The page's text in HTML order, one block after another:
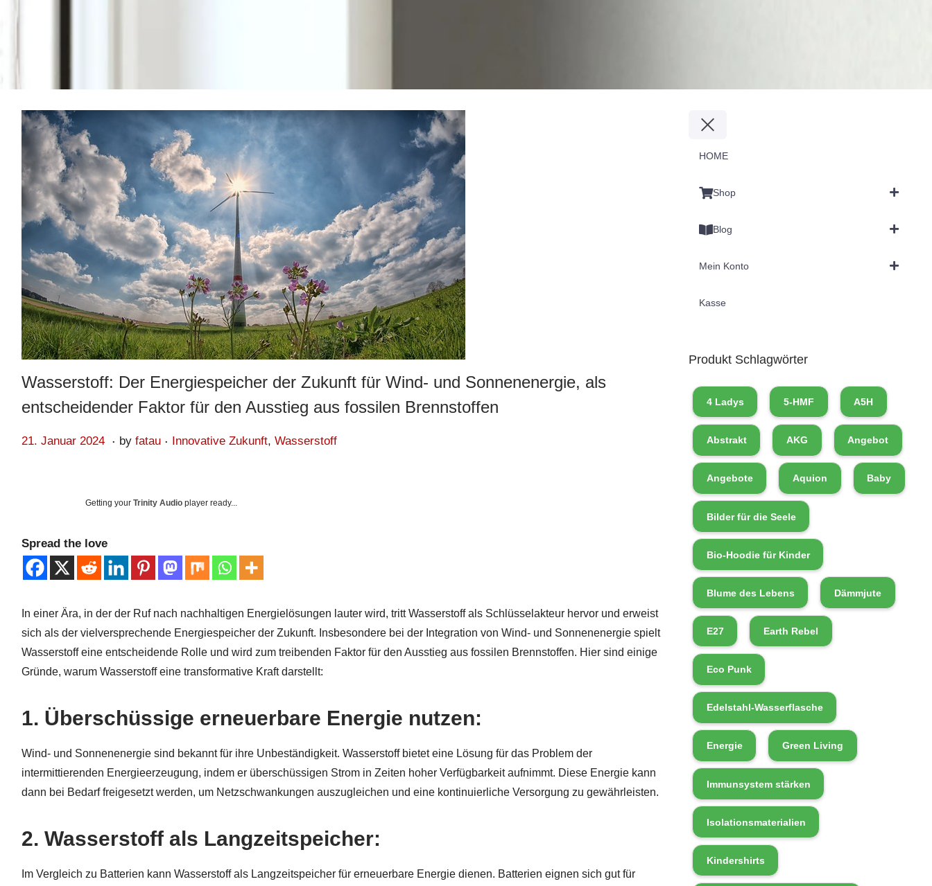
Wasserstoff: Der Energiespeicher der Zukunft für Wind- und Sonnenenergie, als
entscheidender Faktor für den Ausstieg aus fossilen Brennstoffen
Posted on
21. Januar 2024 2
u
s
2
0
2
4
. by fatau . Posted in
Innovative Zukunft, Wasserstoff
Getting your Trinity Audio player ready...
Spread the love
In einer Ära, in der der Ruf nach nachhaltigen Energielösungen lauter wird, tritt Wasserstoff als Schlüsselakteur hervor und erweist
sich als der vielversprechende Energiespeicher der Zukunft. Insbesondere bei der Integration von Wind- und Sonnenenergie spielt
Wasserstoff eine entscheidende Rolle und wird zum treibenden Faktor für den Ausstieg aus fossilen Brennstoffen. Hier sind einige
Gründe, warum Wasserstoff eine transformative Kraft darstellt:
1. Überschüssige erneuerbare Energie nutzen:
Wind- und Sonnenenergie sind bekannt für ihre Unbeständigkeit. Wasserstoff bietet eine Lösung für das Problem der
intermittierenden Energieerzeugung, indem er überschüssigen Strom in Zeiten hoher Verfügbarkeit aufnimmt. Diese Energie kann
dann bei Bedarf freigesetzt werden, um Netzschwankungen auszugleichen und eine kontinuierliche Versorgung zu gewährleisten.
2. Wasserstoff als Langzeitspeicher:
Im Vergleich zu Batterien kann Wasserstoff als Langzeitspeicher für erneuerbare Energie dienen. Batterien eignen sich gut für
HOME
Shop
Blog
Mein Konto
Kasse
Produkt Schlagwörter
4 Ladys 5-HMF A5H
Abstrakt AKG Angebot
Angebote Aquion Baby
Bilder für die Seele
Bio-Hoodie für Kinder
Blume des Lebens Dämmjute
E27 Earth Rebel
Eco Punk
Edelstahl-Wasserflasche
Energie Green Living
Immunsystem stärken
Isolationsmaterialien
Kindershirts